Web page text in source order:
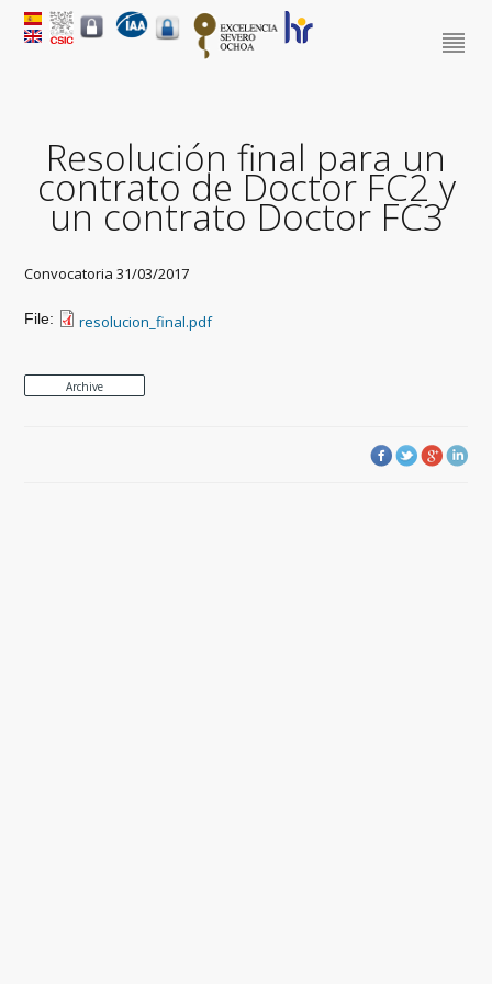
Resolución final para un
contrato de Doctor FC2 y
un contrato Doctor FC3
Convocatoria 31/03/2017
File: resolucion_final.pdf
Archive